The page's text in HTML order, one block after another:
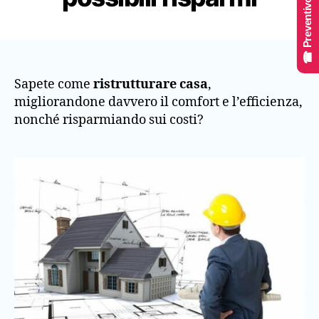
Sapete come ristrutturare casa,
migliorandone davvero il comfort e l’efficienza,
nonché risparmiando sui costi?